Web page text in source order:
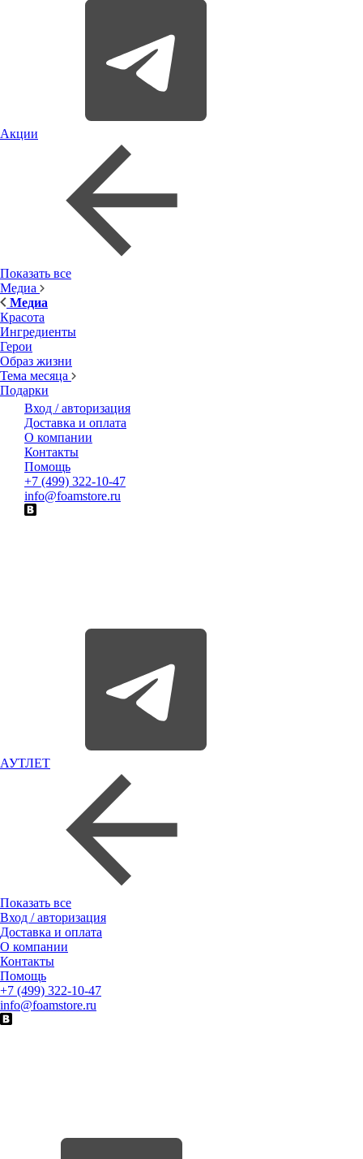
Акции
Показать все
Медиа
Медиа
Красота
Ингредиенты
Герои
Образ жизни
Тема месяца
Подарки
Вход / авторизация
Доставка и оплата
О компании
Контакты
Помощь
+7 (499) 322-10-47
info@foamstore.ru
АУТЛЕТ
Показать все
Вход / авторизация
Доставка и оплата
О компании
Контакты
Помощь
+7 (499) 322-10-47
info@foamstore.ru